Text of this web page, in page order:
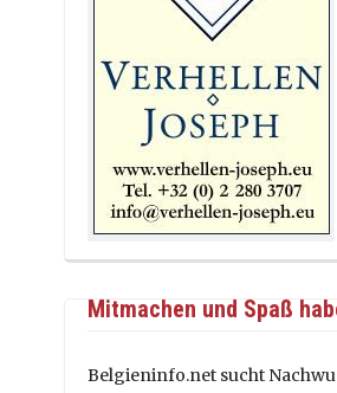
Mitmachen und Spaß
Belgieninfo.net sucht